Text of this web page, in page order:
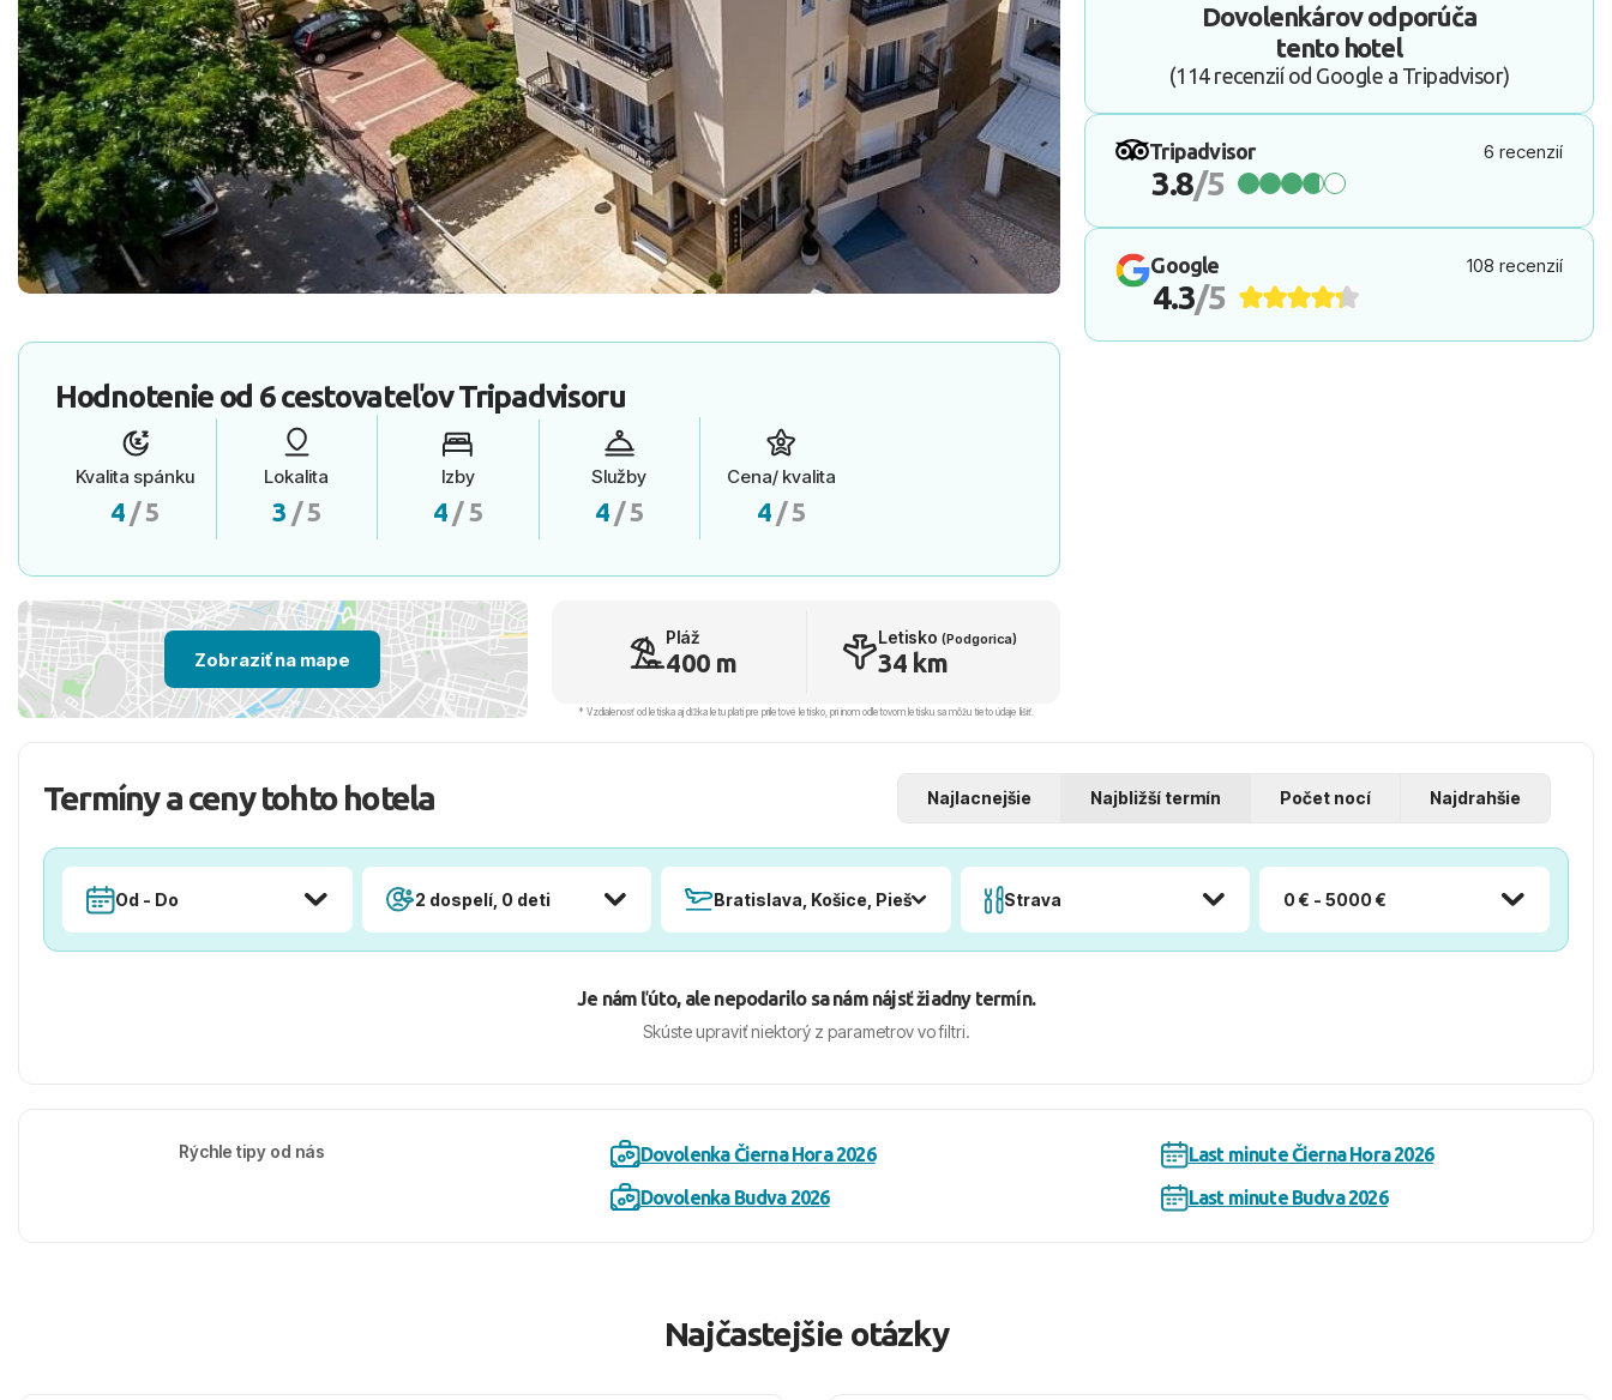
Dovolenkárov odporúča
tento hotel
(114 recenzií od Google a Tripadvisor)
Tripadvisor 6 recenzií
3.8/5
Google 108 recenzií
4.3/5
Hodnotenie od 6 cestovateľovTripadvisoru
Kvalita spánku
4 / 5
Lokalita
3 / 5
Izby
4 / 5
Služby
4 / 5
Cena/ kvalita
4 / 5
Zobraziť na mape
Pláž
400 m
Letisko (Podgorica)
34 km
* Vzdialenosť od letiska aj dľžka letu platí pre príletové letisko, pri inom odletovom letisku sa môžu tieto údaje líšiť.
Termíny a ceny tohto hotela Najlacnejšie Najbližší termín Počet nocí Najdrahšie
Od - Do 2 dospelí, 0 deti Bratislava, Košice, Piešťany, PopradStrava 0 € - 5000 €
Je nám ľúto, ale nepodarilo sa nám nájsť žiadny termín.
Skúste upraviť niektorý z parametrov vo filtri.
Rýchle tipy od nás Dovolenka Čierna Hora 2026
Last minute Čierna Hora 2026
Dovolenka Budva 2026
Last minute Budva 2026
Najčastejšie otázky